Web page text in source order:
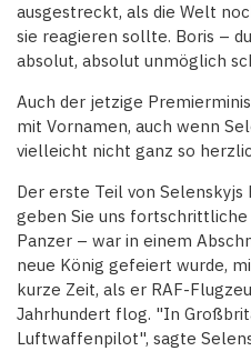
ausgestreckt, als die Welt
sie reagieren sollte. Boris –
absolut, absolut unmöglich
Auch der jetzige
mit Vornamen, auch wenn
vielleicht nicht ganz so
Der erste Teil von
geben Sie uns
Panzer – war in einem
neue König gefeiert wurde,
kurze Zeit, als er RAF-
Jahrhundert flog. "In
Luftwaffenpilot", sagte